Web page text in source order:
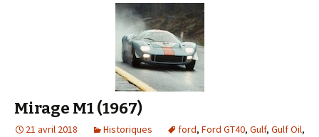
Mirage M1 (1967)
21 avril 2018 Historiques ford, Ford GT40, Gulf, Gulf Oil,